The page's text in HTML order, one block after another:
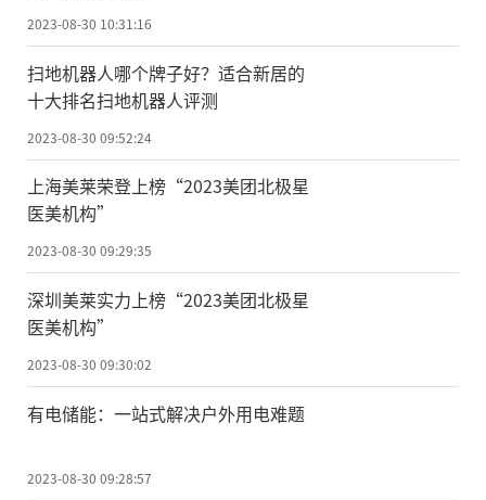
2023-08-30 10:31:16
扫地机器人哪个牌子好？适合新居的
十大排名扫地机器人评测
2023-08-30 09:52:24
上海美莱荣登上榜“2023美团北极星
医美机构”
2023-08-30 09:29:35
深圳美莱实力上榜“2023美团北极星
医美机构”
2023-08-30 09:30:02
有电储能：一站式解决户外用电难题
2023-08-30 09:28:57